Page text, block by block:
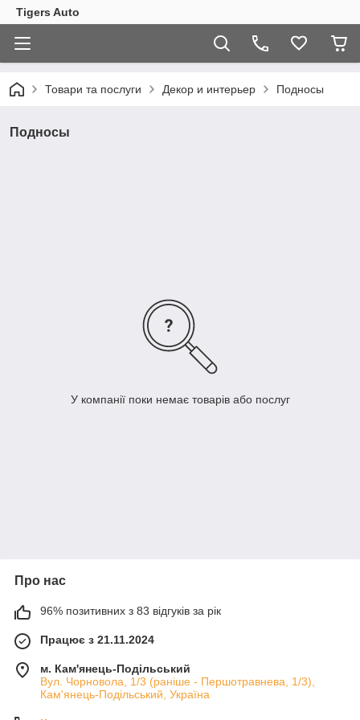
Tigers Auto
Товари та послуги Декор и интерьер Подносы
Подносы
У компанії поки немає товарів або послуг
Про нас
96% позитивних з 83 відгуків за рік
Працює з 21.11.2024
м. Кам'янець-Подільський
Вул. Чорновола, 1/3 (раніше - Першотравнева, 1/3),
Кам'янець-Подільський, Україна